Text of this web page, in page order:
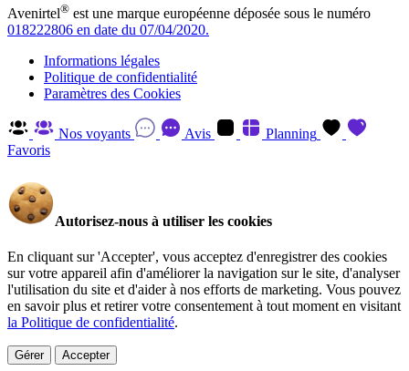
Avenirtel® est une marque européenne déposée sous le numéro
018222806 en date du 07/04/2020.
Informations légales
Politique de confidentialité
Paramètres des Cookies
Nos voyants Avis
Planning
Favoris
Autorisez-nous à utiliser les cookies
En cliquant sur 'Accepter', vous acceptez d'enregistrer des cookies
sur votre appareil afin d'améliorer la navigation sur le site, d'analyser
l'utilisation du site et d'aider à nos efforts de marketing. Vous pouvez
en savoir plus et retirer votre consentement à tout moment en visitant
la Politique de confidentialité.
Gérer Accepter